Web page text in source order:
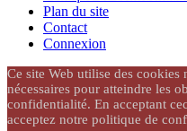
Plan du site
Contact
Connexion
Ce site Web utilise des cookies
nécessaires pour atteindre les
confidentialité. En acceptant
acceptez notre politique de